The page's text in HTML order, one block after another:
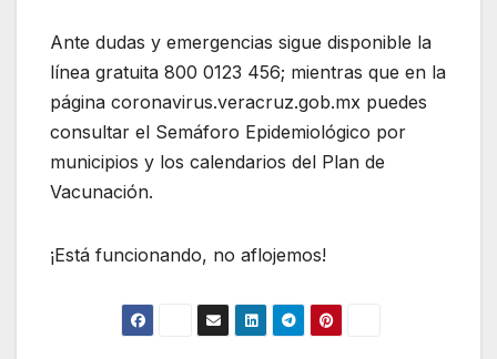
Ante dudas y emergencias sigue disponible la
línea gratuita 800 0123 456; mientras que en la
página coronavirus.veracruz.gob.mx puedes
consultar el Semáforo Epidemiológico por
municipios y los calendarios del Plan de
Vacunación.
¡Está funcionando, no aflojemos!